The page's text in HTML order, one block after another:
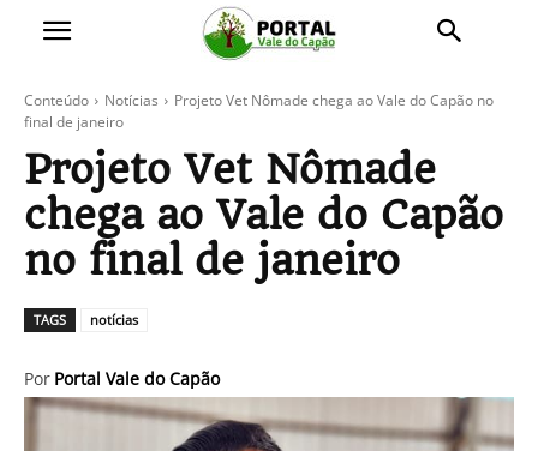
Conteúdo Notícias
Projeto Vet Nômade chega ao Vale do Capão no
final de janeiro
Projeto Vet Nômade
chega ao Vale do Capão
no final de janeiro
TAGS notícias
Por Portal Vale do Capão